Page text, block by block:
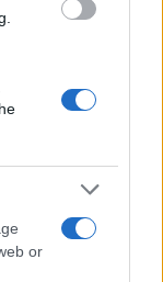
or
στις